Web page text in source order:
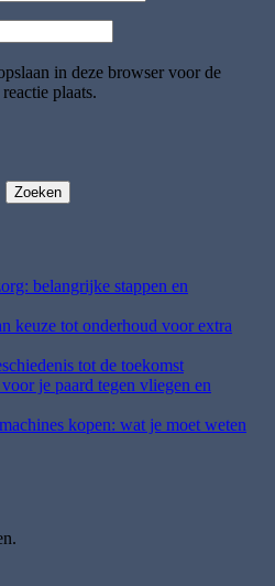
in deze browser voor de
plaats.
Zoeken
belangrijke stappen en
keuze tot onderhoud voor extra
tot de toekomst
je paard tegen vliegen en
kopen: wat je moet weten